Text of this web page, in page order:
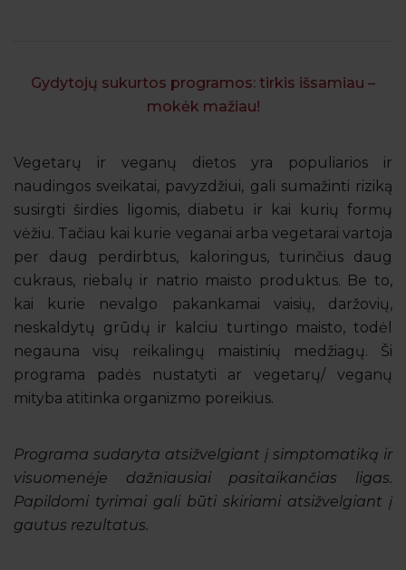
Gydytojų sukurtos programos: tirkis išsamiau –
mokėk mažiau!
Vegetarų ir veganų dietos yra populiarios ir
naudingos sveikatai, pavyzdžiui, gali sumažinti riziką
susirgti širdies ligomis, diabetu ir kai kurių formų
vėžiu. Tačiau kai kurie veganai arba vegetarai vartoja
per daug perdirbtus, kaloringus, turinčius daug
cukraus, riebalų ir natrio maisto produktus. Be to,
kai kurie nevalgo pakankamai vaisių, daržovių,
neskaldytų grūdų ir kalciu turtingo maisto, todėl
negauna visų reikalingų maistinių medžiagų. Ši
programa padės nustatyti ar vegetarų/ veganų
mityba atitinka organizmo poreikius.
Programa sudaryta atsižvelgiant į simptomatiką ir
visuomenėje dažniausiai pasitaikančias ligas.
Papildomi tyrimai gali būti skiriami atsižvelgiant į
gautus rezultatus.